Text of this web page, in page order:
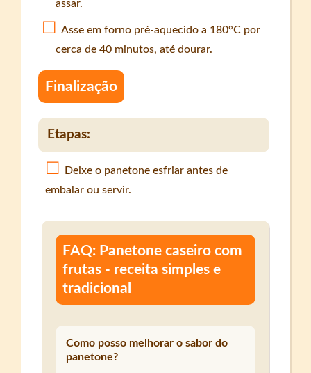
assar.
Asse em forno pré-aquecido a 180°C por
cerca de 40 minutos, até dourar.
Finalização
Etapas:
Deixe o panetone esfriar antes de
embalar ou servir.
FAQ: Panetone caseiro com
frutas - receita simples e
tradicional
Como posso melhorar o sabor do
panetone?